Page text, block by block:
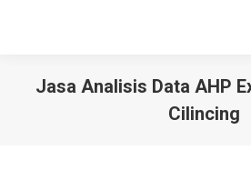
Jasa Analisis Data AHP
Cilincing